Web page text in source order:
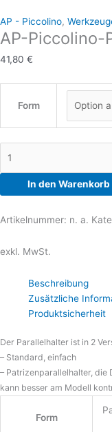
AP - Piccolino,
AP-Piccolino-
41,80 €
Form
In den Warenkorb
Artikelnummer: n. a.
exkl. MwSt.
Beschreibung
Zusätzliche
Produktsicherheit
Der Parallelhalter ist in 2
– Standard, einfach
– Patrizenparallelhalter,
kann besser am Modell
Form
auf.
Die
auf
der